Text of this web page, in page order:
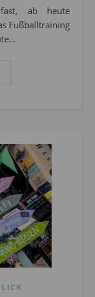
fast, ab heute
Fußballtraining